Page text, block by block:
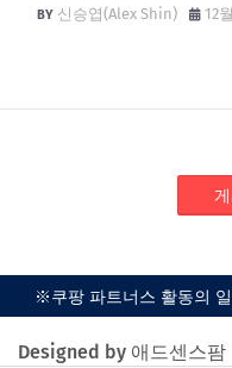
신승엽(Alex Shin)
12
※쿠팡 파트너스 활동의
Designed by 애드센스팜